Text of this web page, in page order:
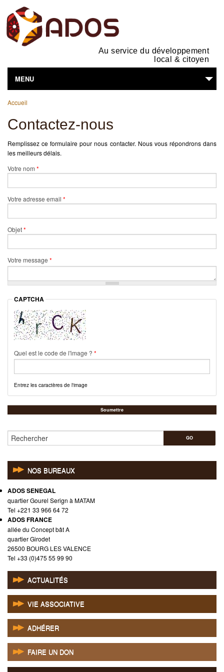
Au service du développement
local & citoyen
MENU
L'ASSOCIATION
NOS ACTIVITÉS
SUPPORTS EN LIGNE
VOUS ÊTES...
Vous êtes ici
Accueil
Contactez-nous
Remplissez ce formulaire pour nous contacter. Nous vous répondrons dans
les meilleurs délais.
Votre nom *
Votre adresse email *
Objet*
Votre message *
CAPTCHA
Quel est le code de l'image ? *
Entrez les caractères de l'image
Rechercher
NOS BUREAUX
ADOS SENEGAL
quartier Gourel Serign à MATAM
Tel +221 33 966 64 72
ADOS FRANCE
allée du Concept bât A
quartier Girodet
26500 BOURG LES VALENCE
Tel +33 (0)475 55 99 90
ACTUALITÉS
VIE ASSOCIATIVE
ADHÉRER
FAIRE UN DON